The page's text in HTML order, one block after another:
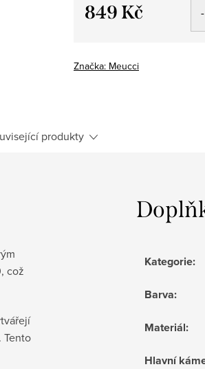
849 Kč
Značka: Meucci
produkty
což
Tento
Kategorie:
Barva:
Materiál:
Hlavní